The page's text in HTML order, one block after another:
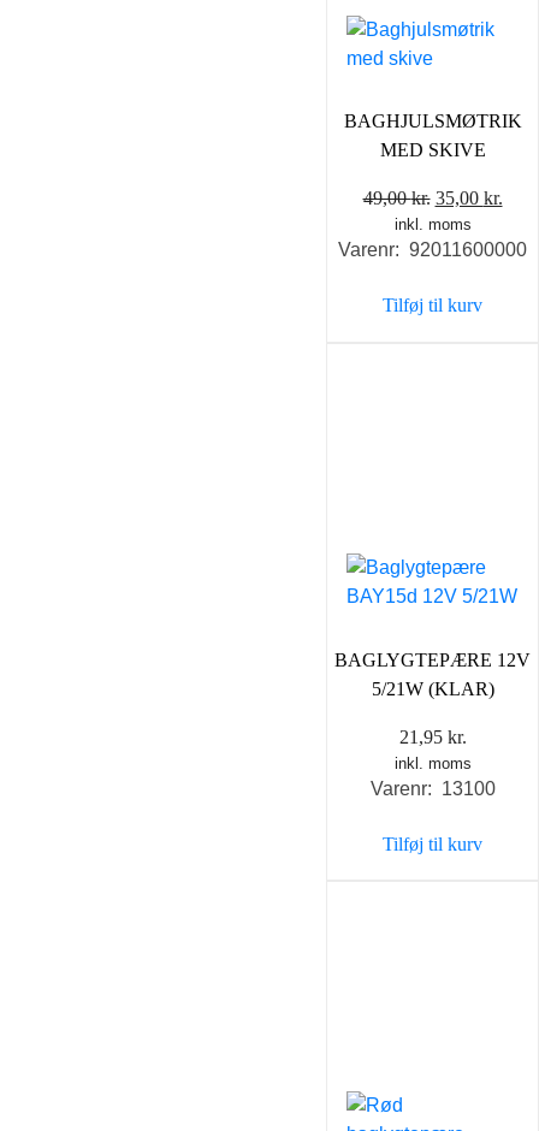
BAGHJULSMØTRIK
MED SKIVE
49,00kr. Den
oprindelige
pris
49,00 kr..
35,00 kr.Den
pris
inkl. moms
Varenr: 92011600000
Tilføj til kurv
BAGLYGTEPÆRE 12V
5/21W (KLAR)
21,95 kr.
inkl. moms
Varenr: 13100
Tilføj til kurv